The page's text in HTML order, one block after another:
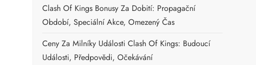
Clash Of Kings Bonusy Za Dobití: Propagační
Období, Speciální Akce, Omezený Čas
Ceny Za Milníky Události Clash Of Kings: Budoucí
Události, Předpovědi, Očekávání